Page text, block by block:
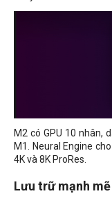
M2 có GPU 10 nhân,
M1. Neural Engine
4K và 8K ProRes.
Lưu trữ mạnh mẽ